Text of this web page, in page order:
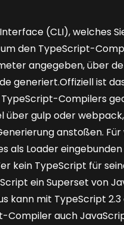
(CLI), welches
den TypeScript-
angegeben, über
generiert.Offiziell ist
Compilers
über gulp oder
anstoßen.
Loader
kein TypeScript für
ein ­Superset von
kann mit TypeScript 2.3
Compiler auch